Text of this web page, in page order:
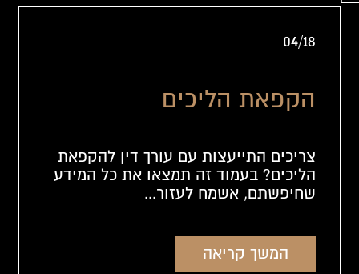
04/18
הקפאת הליכים
צריכים התייעצות עם עורך דין להקפאת
הליכים? בעמוד זה תמצאו את כל המידע
שחיפשתם, אשמח לעזור...
המשך קריאה